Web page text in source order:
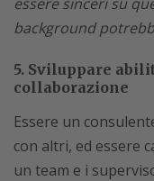
background
5. Sviluppare
collaborazione
Essere un
con altri, ed essere
un team e i